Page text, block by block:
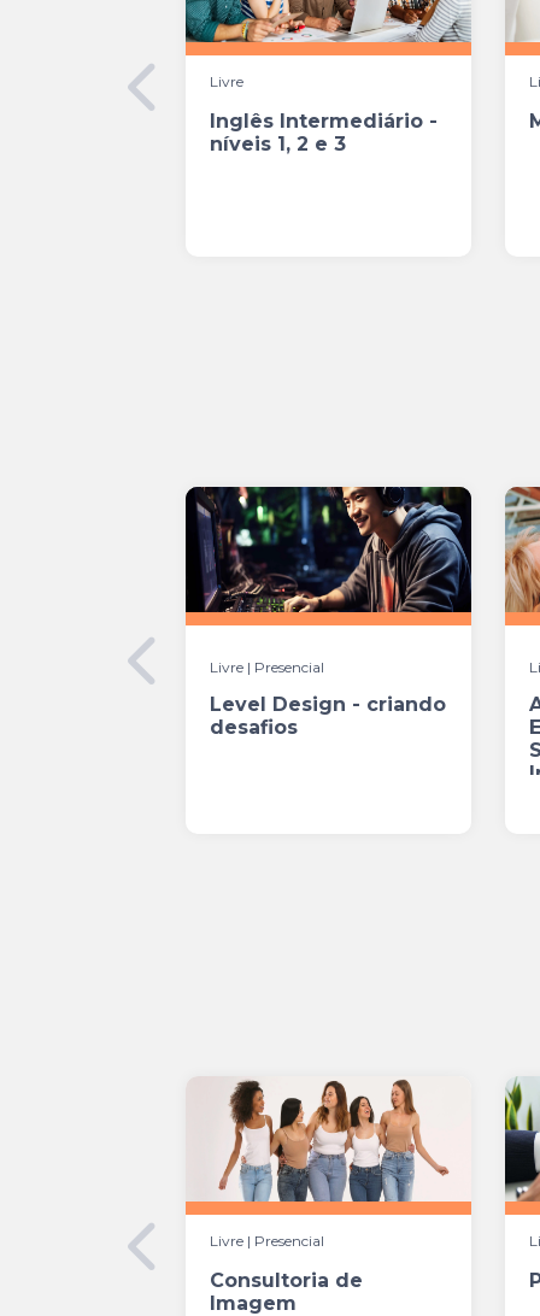
Livre
Inglês Intermediário -
níveis 1, 2 e 3
Livre | Presencial
Level Design - criando
desafios
Livre | Presencial
Consultoria de
Imagem